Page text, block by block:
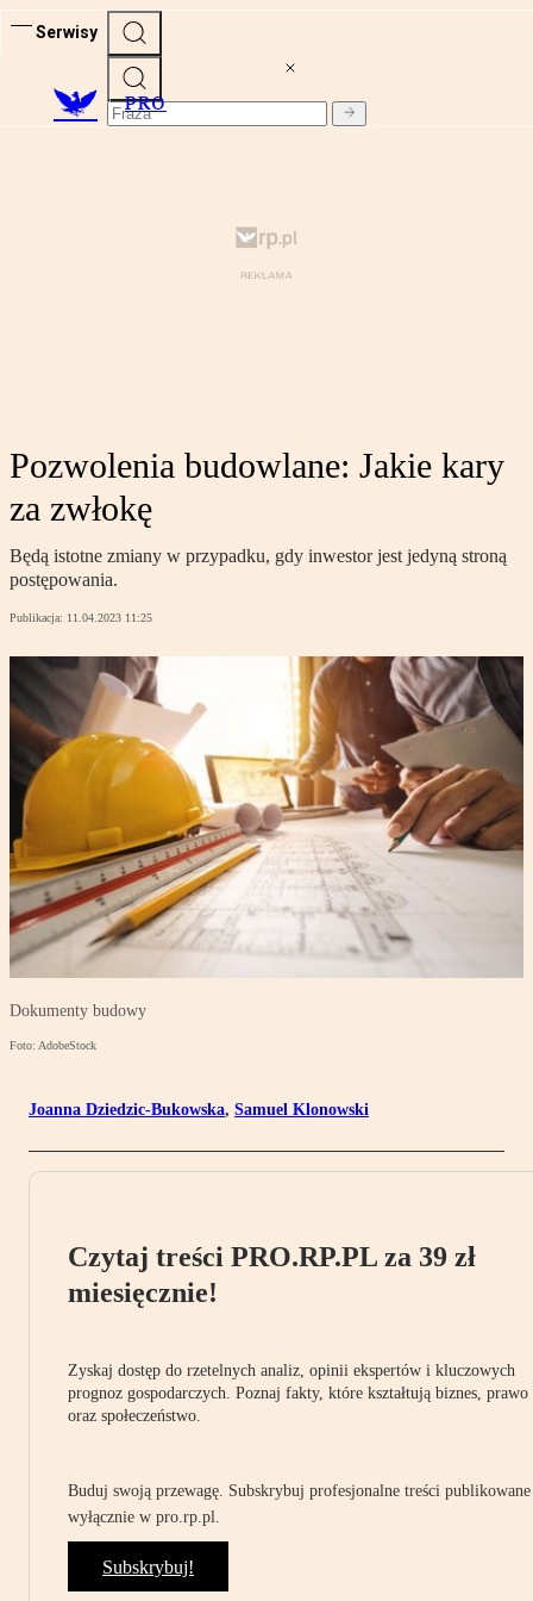
Serwisy
PRO
Pozwolenia budowlane: Jakie kary
za zwłokę
Będą istotne zmiany w przypadku, gdy inwestor jest jedyną stroną
postępowania.
Publikacja: 11.04.2023 11:25
Dokumenty budowy
Foto: AdobeStock
Joanna Dziedzic-Bukowska, Samuel Klonowski
Czytaj treści PRO.RP.PL za 39 zł
miesięcznie!
Zyskaj dostęp do rzetelnych analiz, opinii ekspertów i kluczowych
prognoz gospodarczych. Poznaj fakty, które kształtują biznes, prawo
oraz społeczeństwo.
Buduj swoją przewagę. Subskrybuj profesjonalne treści publikowane
wyłącznie w pro.rp.pl.
Subskrybuj!